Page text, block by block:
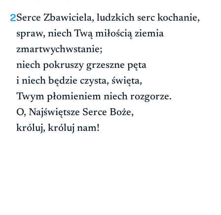
2Serce Zbawiciela, ludzkich serc kochanie,
spraw, niech Twą miłością ziemia
zmartwychwstanie;
niech pokruszy grzeszne pęta
i niech będzie czysta, święta,
Twym płomieniem niech rozgorze.
O, Najświętsze Serce Boże,
króluj, króluj nam!